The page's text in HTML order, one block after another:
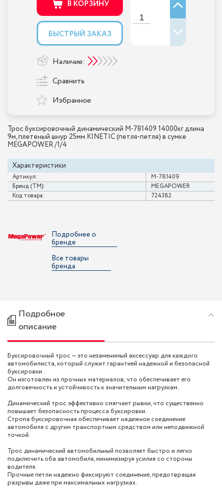
Трос буксировочный динамический M-781409 14000кг длина
9м, плетеный шнур 25мм KINETIC (петля-петля) в сумке
MEGAPOWER /1/4
Характеристики
Артикул:
M-781409
Бренд (ТМ):
MEGAPOWER
Код товара:
724382
В КОРЗИНУ
БЫСТРЫЙ ЗАКАЗ
Наличие:
Сравнить
Избранное
Подробнее о
бренде
Все товары
бренда
Подробное
описание
Буксировочный трос — это незаменимый аксессуар для каждого
автомобилиста, который служит гарантией надежной и безопасной
буксировки.
Он изготовлен из прочных материалов, что обеспечивает его
долговечность и устойчивость к значительным нагрузкам.
Динамический трос эффективно смягчает рывки, что существенно
повышает безопасность процесса буксировки.
Стропа буксировочная обеспечивает надежное соединение
автомобиля с другим транспортным средством или неподвижной
точкой.
Трос динамический автомобильный позволяет быстро и легко
подключить оба автомобиля, минимизируя усилия со стороны
водителя.
Прочные петли надежно фиксируют соединение, предотвращая
разрывы даже при максимальных нагрузках.